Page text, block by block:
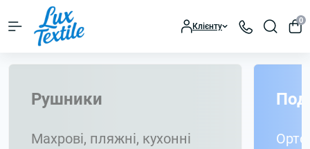
Клієнту
0
Рушники
Махрові, пляжні, кухонні